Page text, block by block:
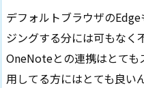
デフォルトブラウザの
ジングする分には可もなく
OneNoteとの連携はとて
用してる方にはとても良い